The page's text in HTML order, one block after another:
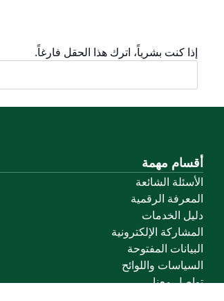
إذا كنت بشرياً، اترك هذا الحقل فارغاً.
أقسام مهمة
الأسئلة الشائعة
المعرفة الرقمية
دليل الخدمات
المشاركة الإلكترونية
البيانات المفتوحة
السياسات واللوائح
تواصل معنا